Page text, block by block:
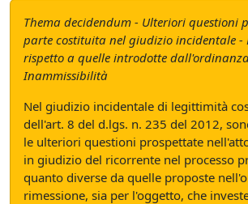
Thema decidendum - Ulteriori questioni
parte costituita nel giudizio incidentale -
rispetto a quelle introdotte
Inammissibilità
Nel giudizio incidentale di legittimità
dell'art. 8 del d.lgs. n. 235 del 2012,
le ulteriori questioni prospettate
in giudizio del ricorrente nel processo
quanto diverse da quelle proposte
rimessione, sia per l'oggetto, che